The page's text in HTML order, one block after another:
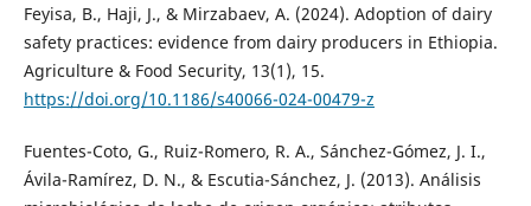
Feyisa, B., Haji, J., & Mirzabaev, A. (2024). Adoption of dairy
safety practices: evidence from dairy producers in Ethiopia.
Agriculture & Food Security, 13(1), 15.
https://doi.org/10.1186/s40066-024-00479-z
Fuentes-Coto, G., Ruiz-Romero, R. A., Sánchez-Gómez, J. I.,
Ávila-Ramírez, D. N., & Escutia-Sánchez, J. (2013). Análisis